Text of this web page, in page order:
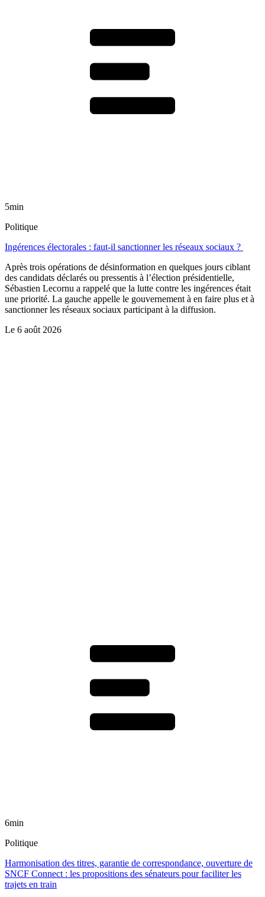
5min
Politique
Ingérences électorales : faut-il sanctionner les réseaux sociaux ?
Après trois opérations de désinformation en quelques jours ciblant
des candidats déclarés ou pressentis à l’élection présidentielle,
Sébastien Lecornu a rappelé que la lutte contre les ingérences était
une priorité. La gauche appelle le gouvernement à en faire plus et à
sanctionner les réseaux sociaux participant à la diffusion.
Le 6 août 2026
6min
Politique
Harmonisation des titres, garantie de correspondance, ouverture de
SNCF Connect : les propositions des sénateurs pour faciliter les
trajets en train